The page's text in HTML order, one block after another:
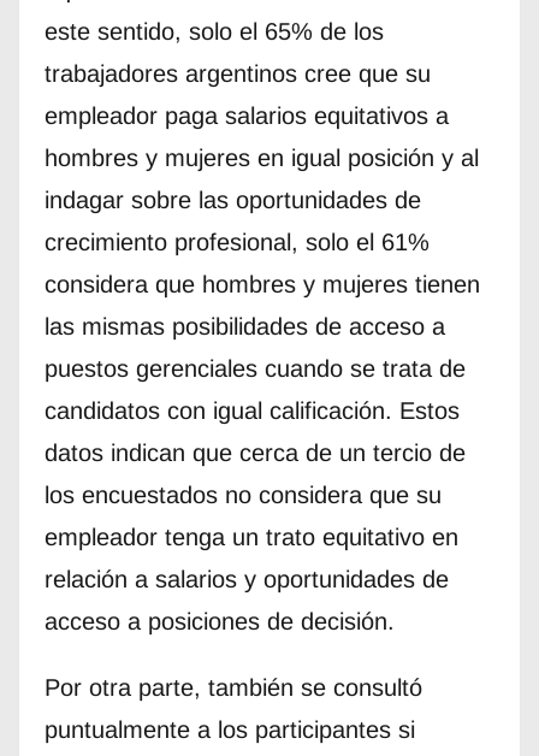
este sentido, solo el 65% de los
trabajadores argentinos cree que su
empleador paga salarios equitativos a
hombres y mujeres en igual posición y al
indagar sobre las oportunidades de
crecimiento profesional, solo el 61%
considera que hombres y mujeres tienen
las mismas posibilidades de acceso a
puestos gerenciales cuando se trata de
candidatos con igual calificación. Estos
datos indican que cerca de un tercio de
los encuestados no considera que su
empleador tenga un trato equitativo en
relación a salarios y oportunidades de
acceso a posiciones de decisión.
Por otra parte, también se consultó
puntualmente a los participantes si